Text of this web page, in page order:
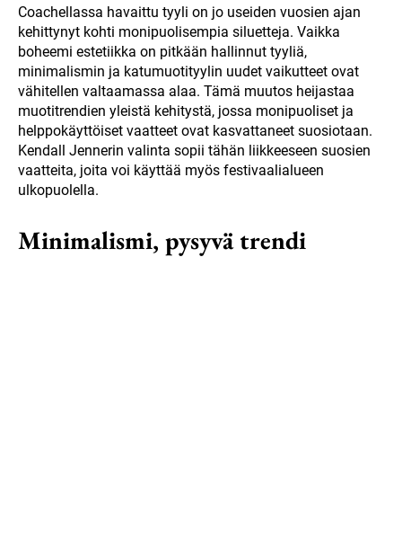
Coachellassa havaittu tyyli on jo useiden vuosien ajan
kehittynyt kohti monipuolisempia siluetteja. Vaikka
boheemi estetiikka on pitkään hallinnut tyyliä,
minimalismin ja katumuotityylin uudet vaikutteet ovat
vähitellen valtaamassa alaa. Tämä muutos heijastaa
muotitrendien yleistä kehitystä, jossa monipuoliset ja
helppokäyttöiset vaatteet ovat kasvattaneet suosiotaan.
Kendall Jennerin valinta sopii tähän liikkeeseen suosien
vaatteita, joita voi käyttää myös festivaalialueen
ulkopuolella.
Minimalismi, pysyvä trendi